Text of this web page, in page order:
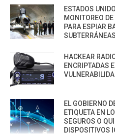
ESTADOS
MONITOREO
PARA ESPIAR
SUBTERRÁNEAS
HACKEAR
ENCRIPTADAS
EL GOBIERNO
ETIQUETA EN
SEGUROS O
DISPOSITIVOS